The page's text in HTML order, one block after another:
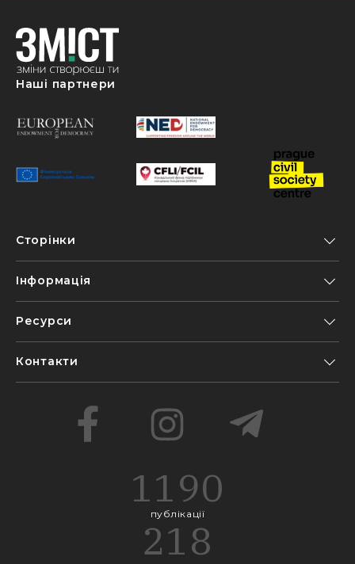
Наші партнери
Сторінки
Інформація
Ресурси
Контакти
1190
публікації
218